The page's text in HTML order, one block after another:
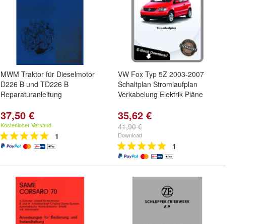
MWM Traktor für Dieselmotor
D226 B und TD226 B
Reparaturanleitung
37,50 €
Kostenloser Versand
1
VW Fox Typ 5Z 2003-2007
Schaltplan Stromlaufplan
Verkabelung Elektrik Pläne
35,62 €
41,90 €
Download
1